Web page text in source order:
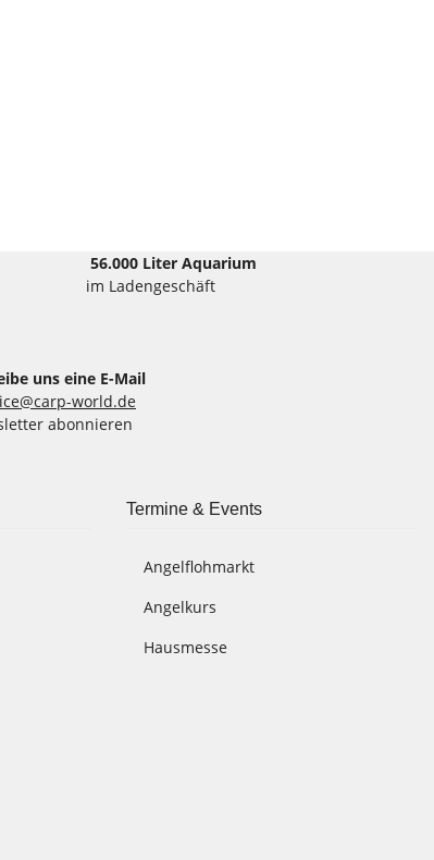
56.000 Liter Aquarium
im Ladengeschäft
uns eine E-Mail
world.de
abonnieren
Termine & Events
Angelflohmarkt
Angelkurs
Hausmesse